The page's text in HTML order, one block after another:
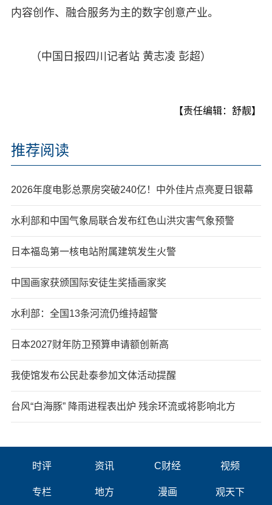
内容创作、融合服务为主的数字创意产业。
（中国日报四川记者站 黄志凌 彭超）
【责任编辑：舒靓】
推荐阅读
2026年度电影总票房突破240亿！中外佳片点亮夏日银幕
水利部和中国气象局联合发布红色山洪灾害气象预警
日本福岛第一核电站附属建筑发生火警
中国画家获颁国际安徒生奖插画家奖
水利部：全国13条河流仍维持超警
日本2027财年防卫预算申请额创新高
我使馆发布公民赴泰参加文体活动提醒
台风“白海豚” 降雨进程表出炉 残余环流或将影响北方
时评 资讯 C财经 视频
专栏 地方 漫画 观天下